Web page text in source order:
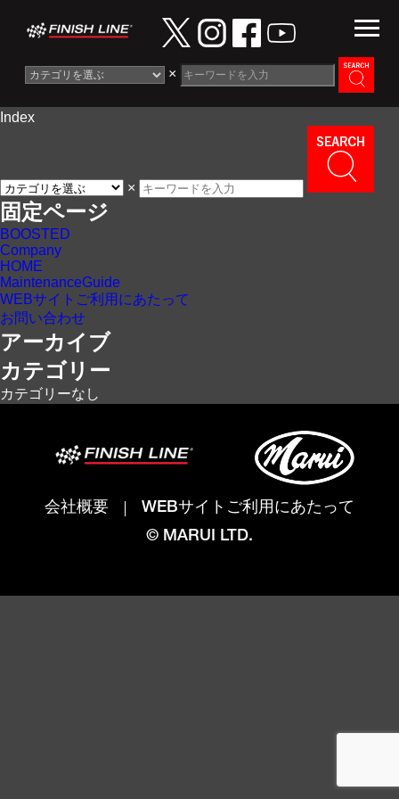
×
Information
Maintenance Guide
Contact
Index
×
固定ページ
BOOSTED
Company
HOME
MaintenanceGuide
WEBサイトご利用にあたって
お問い合わせ
アーカイブ
カテゴリー
カテゴリーなし
会社概要
WEBサイトご利用にあたって
© MARUI LTD.